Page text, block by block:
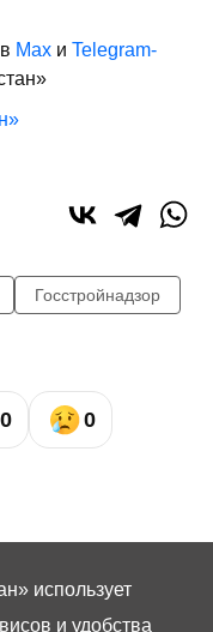
Max и Telegram-
Госстройнадзор
0 0
использует
и удобства